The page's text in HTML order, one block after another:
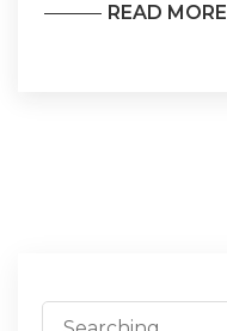
READ MORE
Search